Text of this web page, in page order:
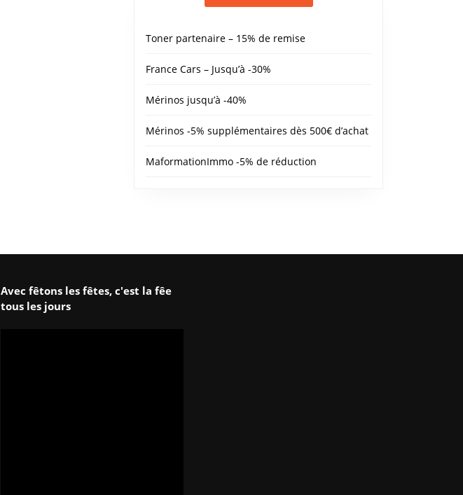
Toner partenaire – 15% de remise
France Cars – Jusqu’à -30%
Mérinos jusqu’à -40%
Mérinos -5% supplémentaires dès 500€ d’achat
MaformationImmo -5% de réduction
Avec fêtons les fêtes, c'est la fêe
tous les jours